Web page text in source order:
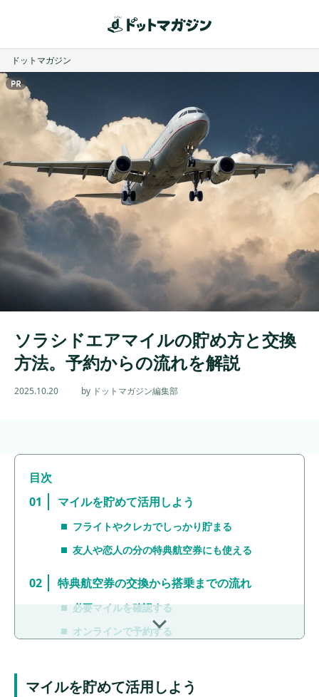
ドットマガジン
ソラシドエアマイルの貯め方と交換
方法。予約からの流れを解説
2025.10.20 by ドットマガジン編集部
マイルを貯めて活用しよう
フライトやクレカでしっかり貯まる
友人や恋人の分の特典航空券にも使える
特典航空券の交換から搭乗までの流れ
必要マイルを確認する
オンラインで予約する
まとめ
マイルを貯めて活用しよう